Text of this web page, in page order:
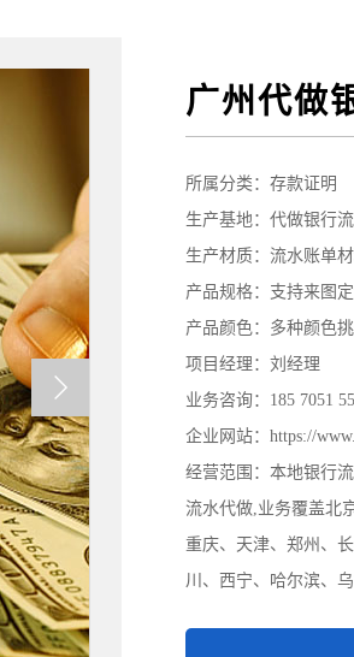
广州代做
所属分类： 存款证明
生产基地：代做银行
生产材质：流水账单
产品规格：支持来图定
产品颜色：多种颜色
项目经理：刘经理
业务咨询：185 7051
企业网站：https://
经营范围：本地银行
流水代做,业务覆盖北
重庆、天津、郑州、
川、西宁、哈尔滨、